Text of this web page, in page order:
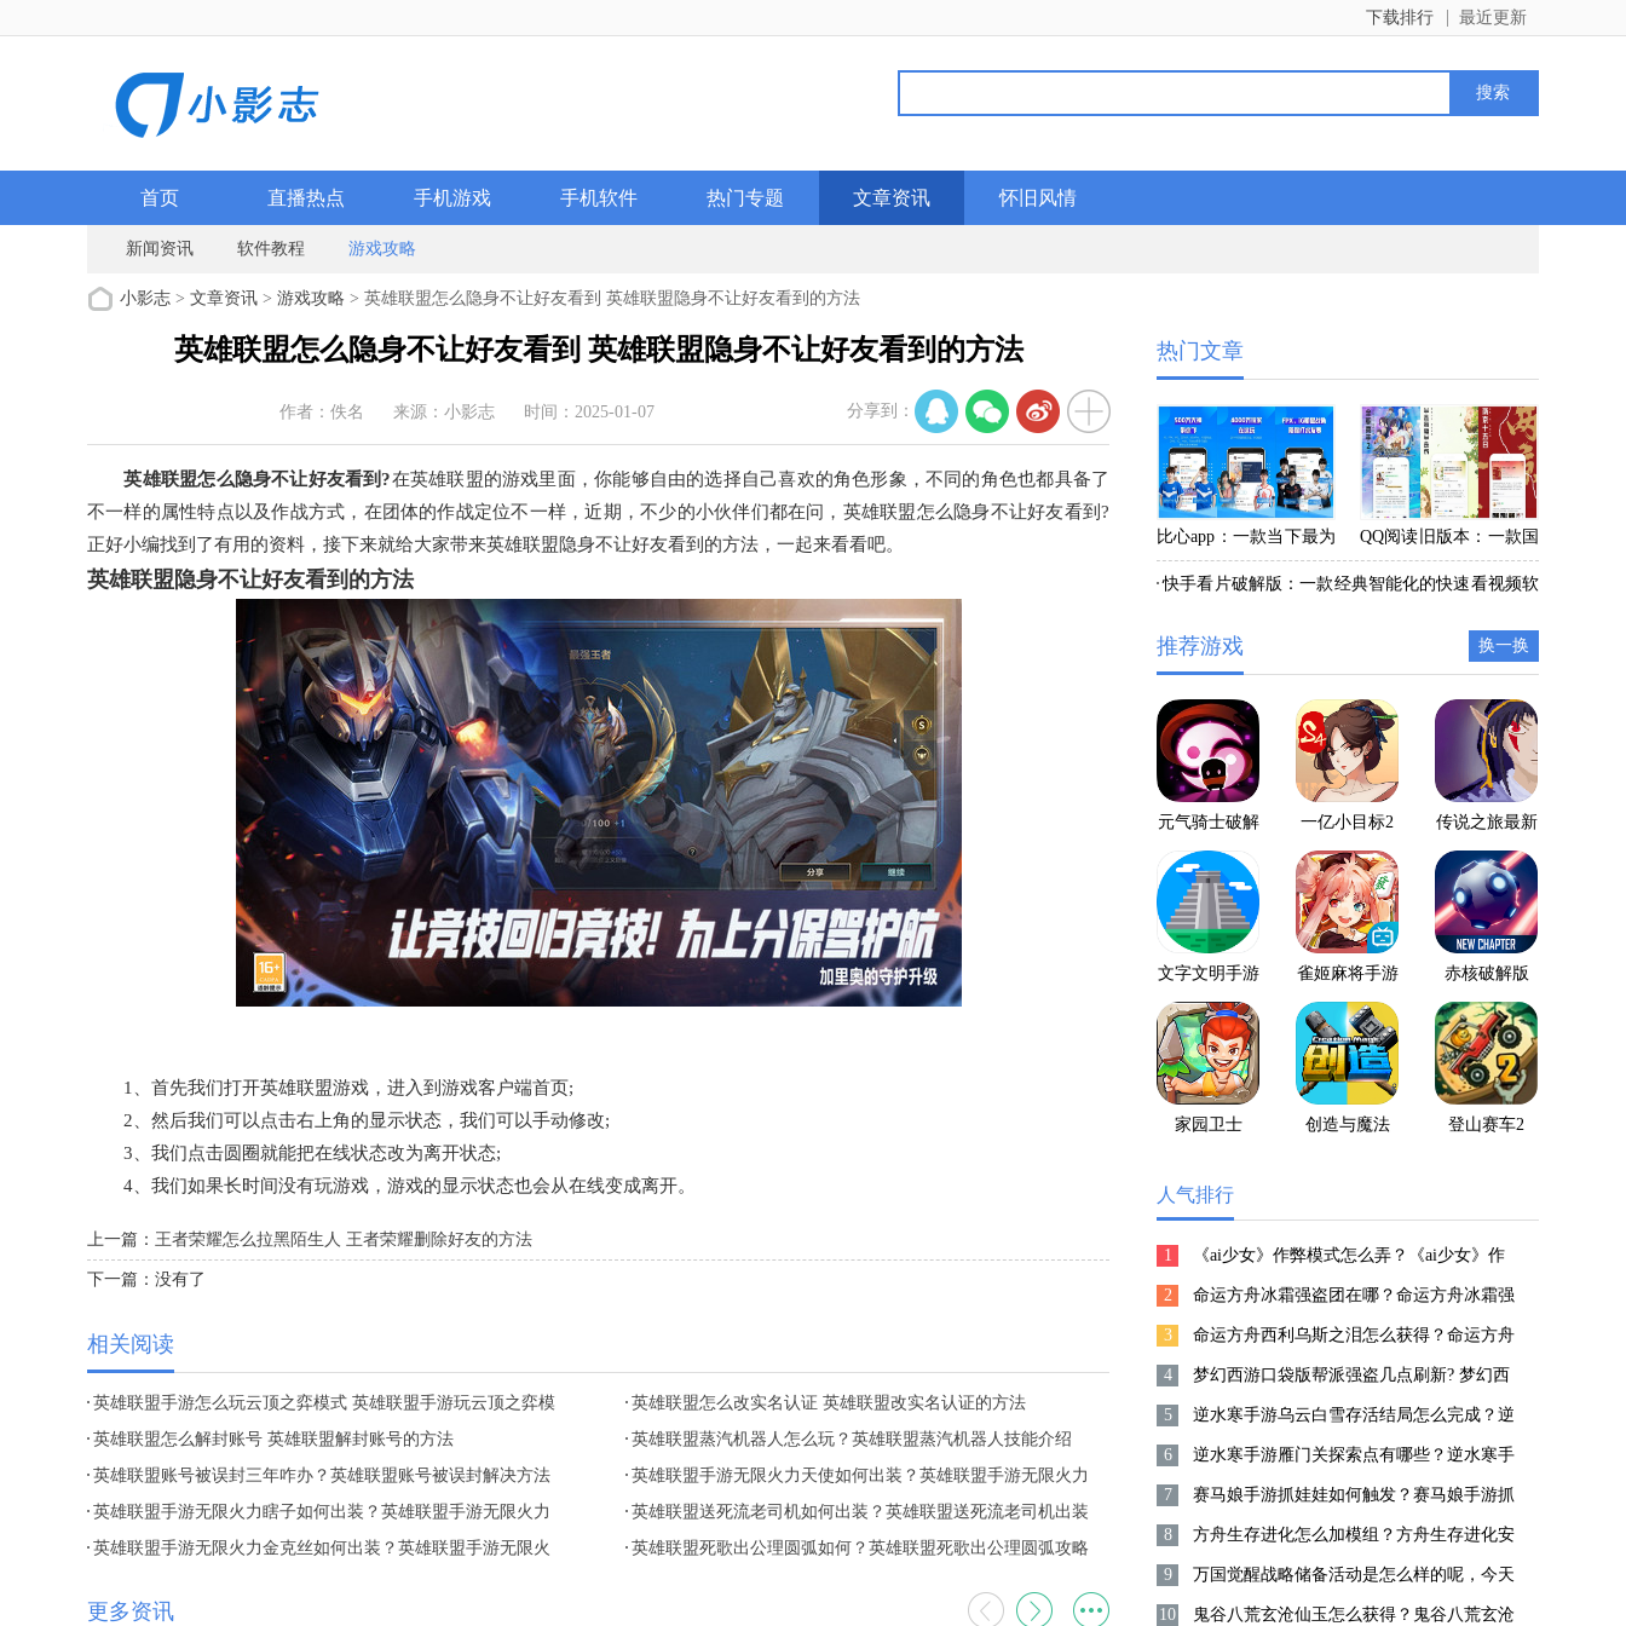
最近更新
下载排行
首页 直播热点 手机游戏 手机软件 热门专题 文章资讯 怀旧风情
新闻资讯 软件教程 游戏攻略
小影志 > 文章资讯 > 游戏攻略 > 英雄联盟怎么隐身不让好友看到 英雄联盟隐身不让好友看到的方法
英雄联盟怎么隐身不让好友看到 英雄联盟隐身不让好友看到的方法
作者：佚名 来源：小影志 时间：2025-01-07
英雄联盟怎么隐身不让好友看到?在英雄联盟的游戏里面，你能够自由的选择自己喜欢的角色形象，不同的角色也都具备了
不一样的属性特点以及作战方式，在团体的作战定位不一样，近期，不少的小伙伴们都在问，英雄联盟怎么隐身不让好友看到?
正好小编找到了有用的资料，接下来就给大家带来英雄联盟隐身不让好友看到的方法，一起来看看吧。
英雄联盟隐身不让好友看到的方法
1、首先我们打开英雄联盟游戏，进入到游戏客户端首页;
2、然后我们可以点击右上角的显示状态，我们可以手动修改;
3、我们点击圆圈就能把在线状态改为离开状态;
4、我们如果长时间没有玩游戏，游戏的显示状态也会从在线变成离开。
分享到：
上一篇： 王者荣耀怎么拉黑陌生人 王者荣耀删除好友的方法
下一篇： 没有了
相关阅读
英雄联盟手游怎么玩云顶之弈模式 英雄联盟手游玩云顶之弈模
式的方法
英雄联盟怎么改实名认证 英雄联盟改实名认证的方法
英雄联盟怎么解封账号 英雄联盟解封账号的方法
英雄联盟蒸汽机器人怎么玩？英雄联盟蒸汽机器人技能介绍
英雄联盟账号被误封三年咋办？英雄联盟账号被误封解决方法
分享
英雄联盟手游无限火力天使如何出装？英雄联盟手游无限火力
天使出装推荐
英雄联盟手游无限火力瞎子如何出装？英雄联盟手游无限火力
瞎子出装推荐
英雄联盟送死流老司机如何出装？英雄联盟送死流老司机出装
推荐
英雄联盟手游无限火力金克丝如何出装？英雄联盟手游无限火
英雄联盟死歌出公理圆弧如何？英雄联盟死歌出公理圆弧攻略
更多资讯
热门文章
比心app：一款当下最为
热门的游戏陪玩软件
QQ阅读旧版本：一款国
民专属的看小说软件
快手看片破解版：一款经典智能化的快速看视频软
推荐游戏 换一换
元气骑士破解
版下载2020最
新版本
一亿小目标2
破解版
传说之旅最新
破解版
文字文明手游 雀姬麻将手游 赤核破解版
家园卫士 创造与魔法 登山赛车2
人气排行
1 《ai少女》作弊模式怎么弄？《ai少女》作
弊模式玩法攻略
2 命运方舟冰霜强盗团在哪？命运方舟冰霜强
盗团位置攻略
3 命运方舟西利乌斯之泪怎么获得？命运方舟
西利乌斯之泪获得攻略
4 梦幻西游口袋版帮派强盗几点刷新? 梦幻西
游口袋版帮派强盗刷新时间介绍
5 逆水寒手游乌云白雪存活结局怎么完成？逆
水寒手游乌云白雪存活结局完成方法
6 逆水寒手游雁门关探索点有哪些？逆水寒手
游雁门关探索点汇总
7 赛马娘手游抓娃娃如何触发？赛马娘手游抓
娃娃触发攻略
8 方舟生存进化怎么加模组？方舟生存进化安
装模组方法
9 万国觉醒战略储备活动是怎么样的呢，今天
小编就来为各位介绍一下这个福利满满的活
10 鬼谷八荒玄沧仙玉怎么获得？鬼谷八荒玄沧